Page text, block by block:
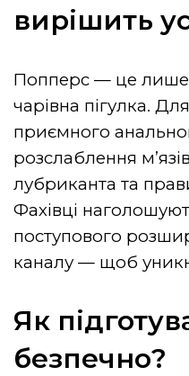
вирішить
Попперс — це лише
чарівна пігулка.
приємного
розслаблення
лубриканта та
Фахівці
поступового
каналу — щоб
Як
безпечно?